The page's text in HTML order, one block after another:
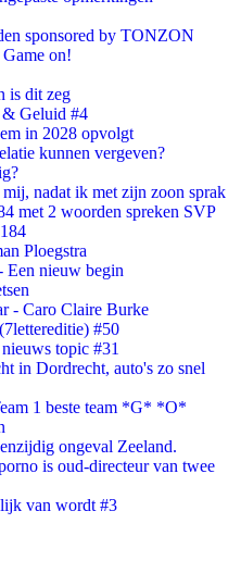
sponsored by TONZON
on!
is dit zeg
& Geluid #4
in 2028 opvolgt
kunnen vergeven?
nadat ik met zijn zoon sprak
met 2 woorden spreken SVP
Ploegstra
Een nieuw begin
- Caro Claire Burke
#50
topic #31
in Dordrecht, auto's zo snel
1 beste team *G* *O*
ongeval Zeeland.
is oud-directeur van twee
van wordt #3